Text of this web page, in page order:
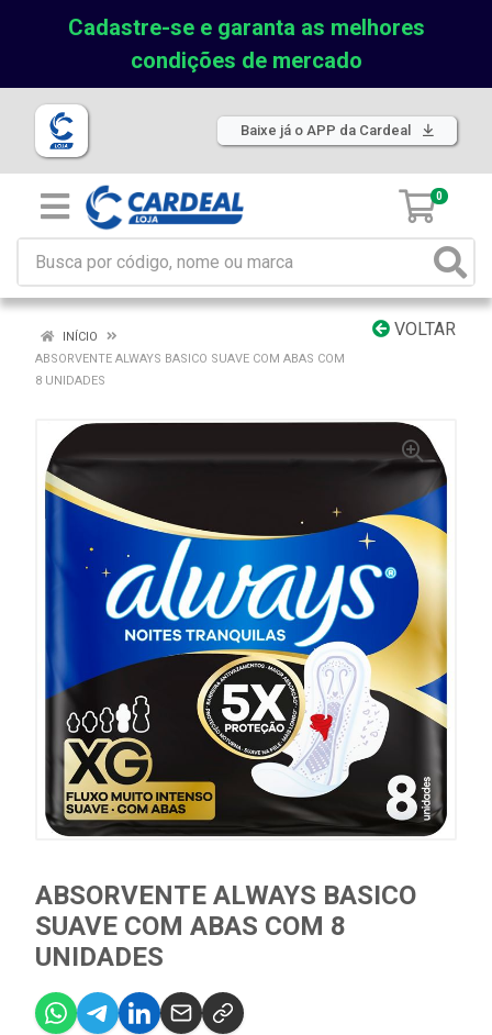
Cadastre-se e garanta as melhores
condições de mercado
Baixe já o APP da Cardeal
0
VOLTAR
INÍCIO
ABSORVENTE ALWAYS BASICO SUAVE COM ABAS COM
8 UNIDADES
ABSORVENTE ALWAYS BASICO
SUAVE COM ABAS COM 8
UNIDADES